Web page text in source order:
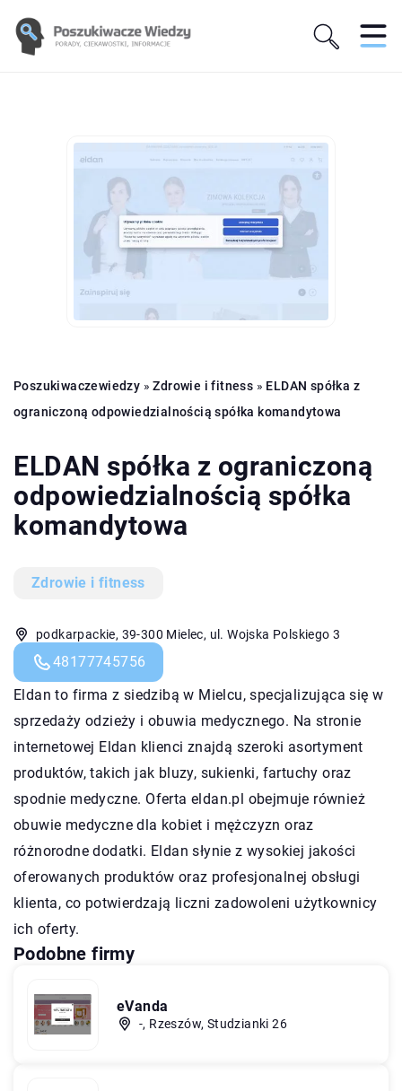
Poszukiwaczewiedzy »Zdrowie i fitness » ELDAN spółka z
ograniczoną odpowiedzialnością spółka komandytowa
ELDAN spółka z ograniczoną
odpowiedzialnością spółka
komandytowa
Zdrowie i fitness
podkarpackie, 39-300 Mielec, ul. Wojska Polskiego 3
48177745756
Eldan to firma z siedzibą w Mielcu, specjalizująca się w
sprzedaży odzieży i obuwia medycznego. Na stronie
internetowej Eldan klienci znajdą szeroki asortyment
produktów, takich jak bluzy, sukienki, fartuchy oraz
spodnie medyczne. Oferta eldan.pl obejmuje również
obuwie medyczne dla kobiet i mężczyzn oraz
różnorodne dodatki. Eldan słynie z wysokiej jakości
oferowanych produktów oraz profesjonalnej obsługi
klienta, co potwierdzają liczni zadowoleni użytkownicy
ich oferty.
Podobne firmy
eVanda
-, Rzeszów, Studzianki 26